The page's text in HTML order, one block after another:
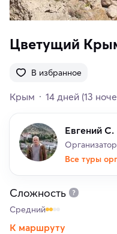
Цветущий
В избранное
Крым 14 дней (13
Евгений С.
Все туры
Сложность
Средний
К маршруту